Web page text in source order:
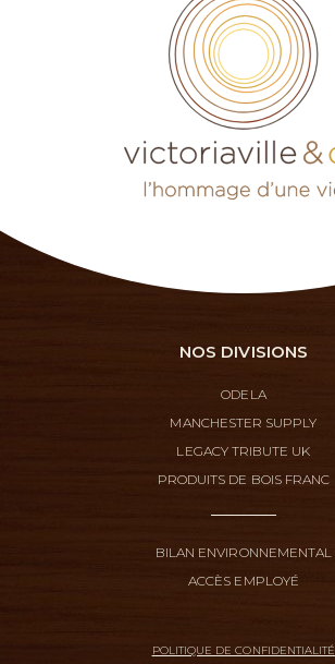
NOS DIVISIONS
ODELA
MANCHESTER SUPPLY
LEGACY TRIBUTE UK
PRODUITS DE BOIS FRANC
BILAN ENVIRONNEMENTAL
ACCÈS EMPLOYÉ
POLITIQUE DE CONFIDENTIALITÉ